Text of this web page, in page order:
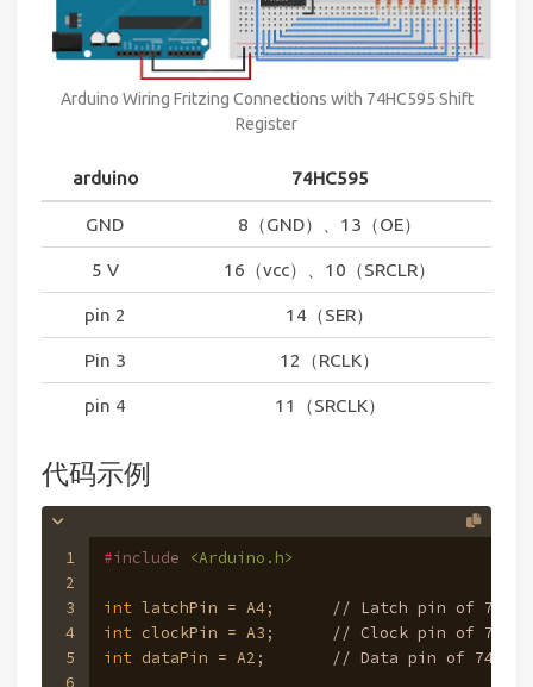
Arduino Wiring Fritzing Connections with 74HC595 Shift
Register
arduino 74HC595
GND 8（GND）、13（OE）
5 V 16（vcc）、10（SRCLR）
pin 2 14（SER）
Pin 3 12（RCLK）
pin 4 11（SRCLK）
代码示例
1
2
3
4
5
6
#include <Arduino.h>
int latchPin = A4;
// Latch pin of
int clockPin = A3;
// Clock pin of
int dataPin = A2; // Data pin of